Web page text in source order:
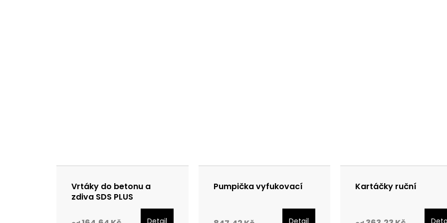
Vrtáky do betonu a
zdiva SDS PLUS
Pumpička vyfukovací Kartáčky ruční